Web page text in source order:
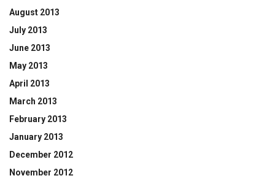
August 2013
July 2013
June 2013
May 2013
April 2013
March 2013
February 2013
January 2013
December 2012
November 2012